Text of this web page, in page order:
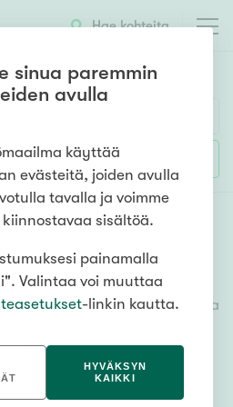
Hae kohteita
3h 4h 5h+
Lepsämä
Lepsämä
olevista vaihtoehdoista
omakotitaloihin. Sadat
kattava
varmistavat, että meillä
ja tieto, mitä
sinua paremmin
avulla
käyttää
evästeitä, joiden avulla
tavalla ja voimme
sisältöä.
painamalla
Valintaa voi muuttaa
-linkin kautta.
HYVÄKSYN
KAIKKI